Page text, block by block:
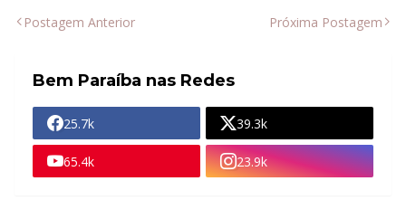
Postagem Anterior Próxima Postagem
Bem Paraíba nas Redes
25.7k 39.3k
65.4k 23.9k